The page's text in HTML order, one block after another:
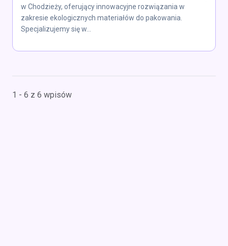
w Chodzieży, oferujący innowacyjne rozwiązania w
zakresie ekologicznych materiałów do pakowania.
Specjalizujemy się w...
1 - 6 z 6 wpisów